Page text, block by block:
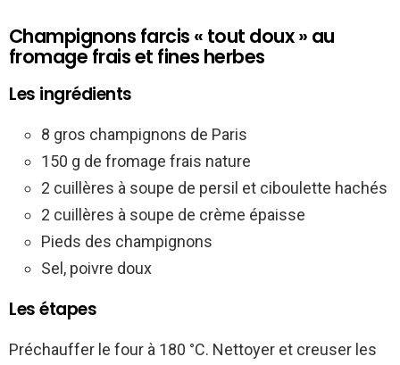
Champignons farcis « tout doux » au
fromage frais et fines herbes
Les ingrédients
8 gros champignons de Paris
150 g de fromage frais nature
2 cuillères à soupe de persil et ciboulette hachés
2 cuillères à soupe de crème épaisse
Pieds des champignons
Sel, poivre doux
Les étapes
Préchauffer le four à 180 °C. Nettoyer et creuser les